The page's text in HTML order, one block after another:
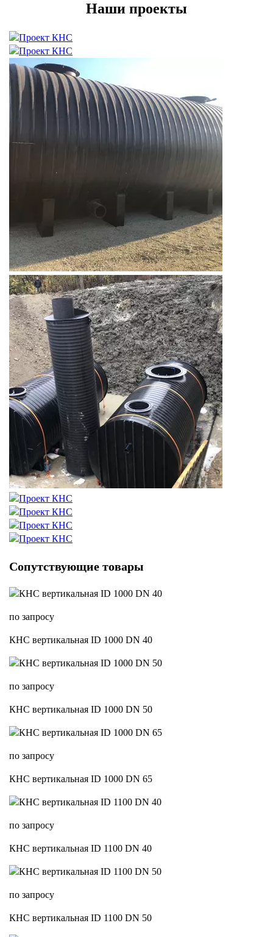
Наши проекты
Сопутствующие товары
по запросу
КНС вертикальная ID 1000 DN 40
по запросу
КНС вертикальная ID 1000 DN 50
по запросу
КНС вертикальная ID 1000 DN 65
по запросу
КНС вертикальная ID 1100 DN 40
по запросу
КНС вертикальная ID 1100 DN 50